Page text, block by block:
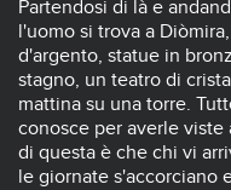
Partendosi di là e
l'uomo si trova a
d'argento, statue in
stagno, un teatro di
mattina su una torre.
conosce per averle viste
di questa è che chi vi
le giornate s'accorciano